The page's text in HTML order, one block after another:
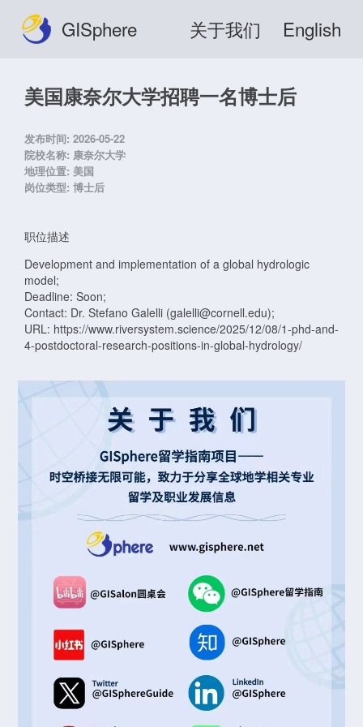
GISphere 关于我们 English
美国康奈尔大学招聘一名博士后
发布时间: 2026-05-22
院校名称: 康奈尔大学
地理位置: 美国
岗位类型: 博士后
职位描述
Development and implementation of a global hydrologic
model;
Deadline: Soon;
Contact: Dr. Stefano Galelli (galelli@cornell.edu);
URL: https://www.riversystem.science/2025/12/08/1-phd-and-
4-postdoctoral-research-positions-in-global-hydrology/